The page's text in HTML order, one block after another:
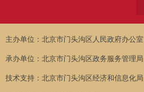
主办单位：北京市门头沟区人民政府办公室
承办单位：北京市门头沟区政务服务管理局
技术支持：北京市门头沟区经济和信息化局